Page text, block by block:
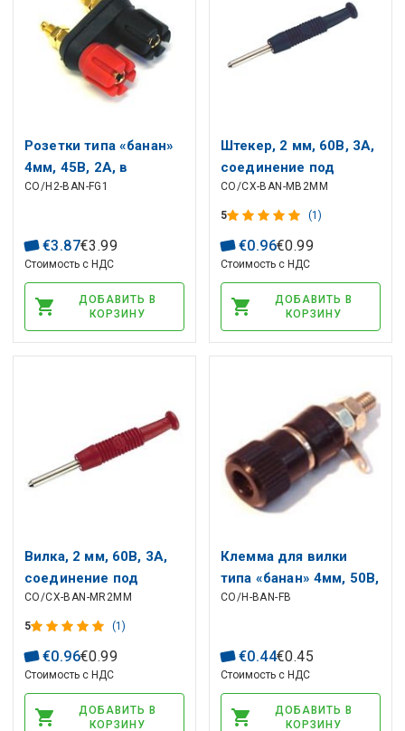
Розетки типа «банан»
4мм, 45В, 2А, в
корпусе,
CO/H2-BAN-FG1
€3.87€3 .99
Стоимость с НДС
ДОБАВИТЬ В
КОРЗИНУ
Штекер, 2 мм, 60В, 3А,
соединение под
пайку, черный,
HIRSCHMANN
CO/CX-BAN-MB2MM
5 (1)
€0.96€0.99
Стоимость с НДС
ДОБАВИТЬ В
КОРЗИНУ
Вилка, 2 мм, 60В, 3А,
соединение под
пайку, красный,
HIRSCHMANN
CO/CX-BAN-MR2MM
5 (1)
€0.96€0.99
Стоимость с НДС
ДОБАВИТЬ В
КОРЗИНУ
Клемма для вилки
типа «банан» 4мм, 50В,
6А, черная
CO/H-BAN-FB
€0.44€0.45
Стоимость с НДС
ДОБАВИТЬ В
КОРЗИНУ